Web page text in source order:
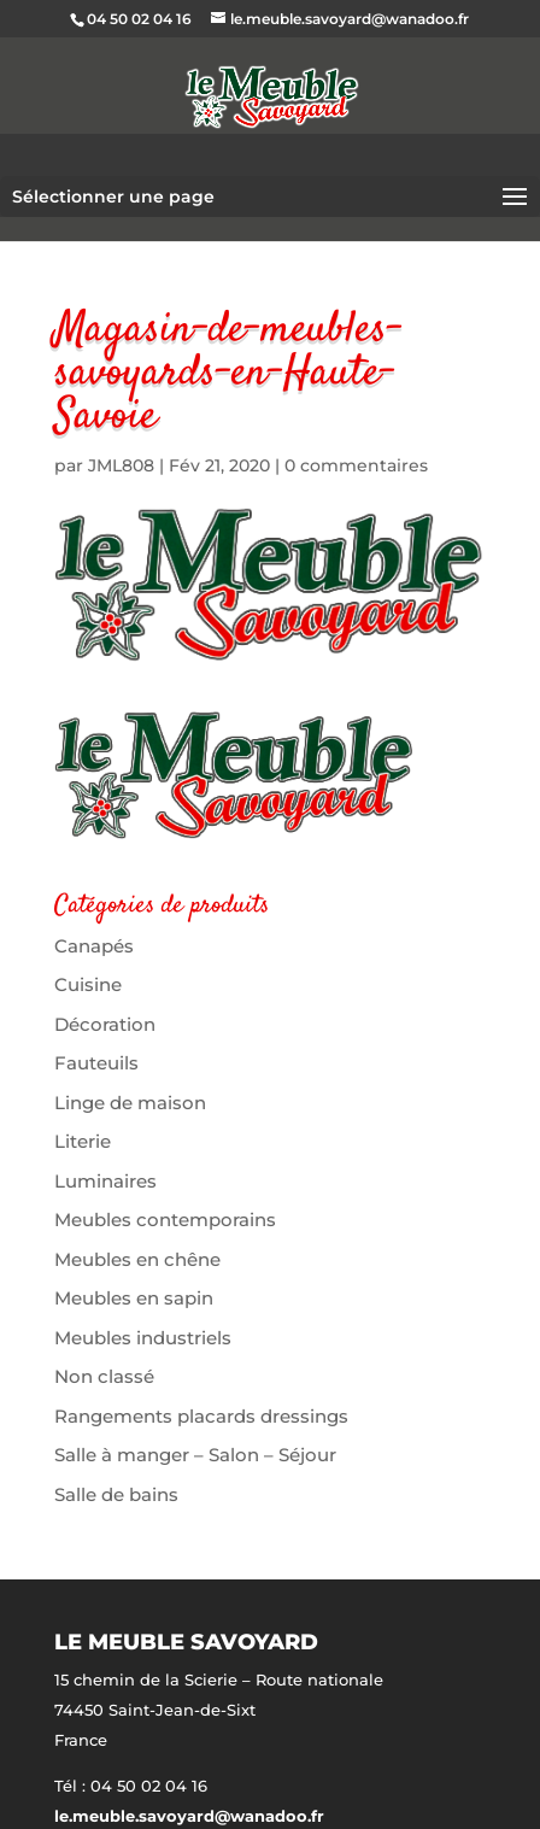
04 50 02 04 16 le.meuble.savoyard@wanadoo.fr
Sélectionner une page
Magasin-de-meubles-
savoyards-en-Haute-
Savoie
par JML808| Fév 21, 2020| 0 commentaires
Catégories de produits
Canapés
Cuisine
Décoration
Fauteuils
Linge de maison
Literie
Luminaires
Meubles contemporains
Meubles en chêne
Meubles en sapin
Meubles industriels
Non classé
Rangements placards dressings
Salle à manger – Salon – Séjour
Salle de bains
LE MEUBLE SAVOYARD
15 chemin de la Scierie – Route nationale
74450 Saint-Jean-de-Sixt
France
Tél : 04 50 02 04 16
le.meuble.savoyard@wanadoo.fr